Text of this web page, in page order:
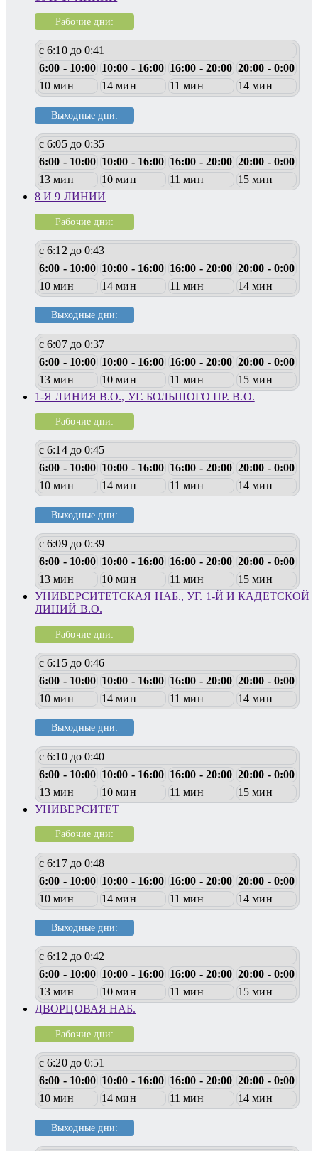
Рабочие дни:
с 6:10 до 0:41
6:00 - 10:00 10:00 - 16:00 16:00 - 20:00 20:00 - 0:00
10 мин
14 мин 11 мин 14 мин
Выходные дни:
с 6:05 до 0:35
6:00 - 10:00 10:00 - 16:00 16:00 - 20:00 20:00 - 0:00
13 мин
10 мин 11 мин
15 мин
8 И 9 ЛИНИИ
Рабочие дни:
с 6:12 до 0:43
6:00 - 10:00 10:00 - 16:00 16:00 - 20:00 20:00 - 0:00
10 мин
14 мин 11 мин 14 мин
Выходные дни:
с 6:07 до 0:37
6:00 - 10:00 10:00 - 16:00 16:00 - 20:00 20:00 - 0:00
13 мин
10 мин 11 мин
15 мин
1-Я ЛИНИЯ В.О., УГ. БОЛЬШОГО ПР. В.О.
Рабочие дни:
с 6:14 до 0:45
6:00 - 10:00 10:00 - 16:00 16:00 - 20:00 20:00 - 0:00
10 мин
14 мин 11 мин 14 мин
Выходные дни:
с 6:09 до 0:39
6:00 - 10:00 10:00 - 16:00 16:00 - 20:00 20:00 - 0:00
13 мин
10 мин 11 мин
15 мин
УНИВЕРСИТЕТСКАЯ НАБ., УГ. 1-Й И КАДЕТСКОЙ
ЛИНИЙ В.О.
Рабочие дни:
с 6:15 до 0:46
6:00 - 10:00 10:00 - 16:00 16:00 - 20:00 20:00 - 0:00
10 мин
14 мин 11 мин 14 мин
Выходные дни:
с 6:10 до 0:40
6:00 - 10:00 10:00 - 16:00 16:00 - 20:00 20:00 - 0:00
13 мин
10 мин 11 мин
15 мин
УНИВЕРСИТЕТ
Рабочие дни:
с 6:17 до 0:48
6:00 - 10:00 10:00 - 16:00 16:00 - 20:00 20:00 - 0:00
10 мин
14 мин 11 мин 14 мин
Выходные дни:
с 6:12 до 0:42
6:00 - 10:00 10:00 - 16:00 16:00 - 20:00 20:00 - 0:00
13 мин
10 мин 11 мин
15 мин
ДВОРЦОВАЯ НАБ.
Рабочие дни:
с 6:20 до 0:51
6:00 - 10:00 10:00 - 16:00 16:00 - 20:00 20:00 - 0:00
10 мин
14 мин 11 мин 14 мин
Выходные дни: